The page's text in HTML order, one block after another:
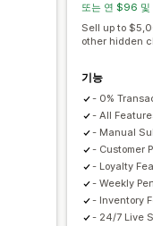
또는 연 $96 및
Sell up to
other hidden
기능
- 0%
- All
- Manual
- Customer
- Loyalty
- Weekly
- Inventory
- 24/7 Live